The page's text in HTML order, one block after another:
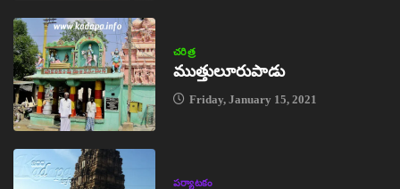
చరిత్ర
ముత్తులూరుపాడు
Friday, January 15, 2021
పర్యాటకం